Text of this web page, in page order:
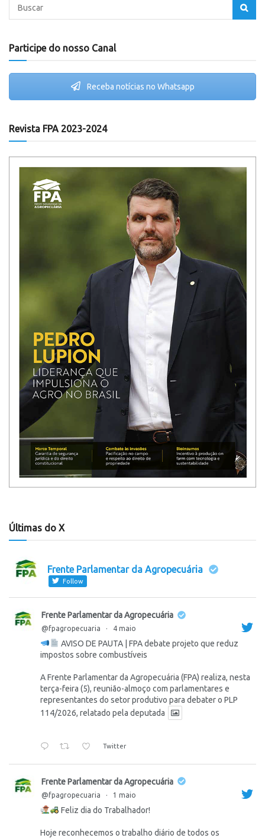
Participe do nosso Canal
Receba notícias no Whatsapp
Revista FPA 2023-2024
Últimas do X
Frente Parlamentar da Agropecuária
Follow
Frente Parlamentar da Agropecuária
@fpagropecuaria · 4 maio
AVISO DE PAUTA | FPA debate projeto que reduz
impostos sobre combustíveis
A Frente Parlamentar da Agropecuária (FPA) realiza, nesta
terça-feira (5), reunião-almoço com parlamentares e
representantes do setor produtivo para debater o PLP
114/2026, relatado pela deputada
Twitter
Frente Parlamentar da Agropecuária
@fpagropecuaria · 1 maio
Feliz dia do Trabalhador!
Hoje reconhecemos o trabalho diário de todos os